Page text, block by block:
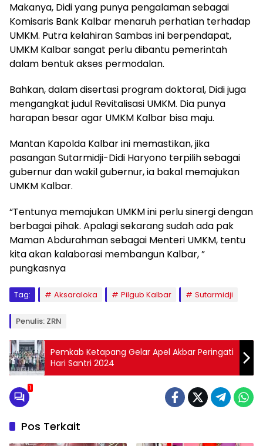
Makanya, Didi yang punya pengalaman sebagai
Komisaris Bank Kalbar menaruh perhatian terhadap
UMKM. Putra kelahiran Sambas ini berpendapat,
UMKM Kalbar sangat perlu dibantu pemerintah
dalam bentuk akses permodalan.
Bahkan, dalam disertasi program doktoral, Didi juga
mengangkat judul Revitalisasi UMKM. Dia punya
harapan besar agar UMKM Kalbar bisa maju.
Mantan Kapolda Kalbar ini memastikan, jika
pasangan Sutarmidji-Didi Haryono terpilih sebagai
gubernur dan wakil gubernur, ia bakal memajukan
UMKM Kalbar.
“Tentunya memajukan UMKM ini perlu sinergi dengan
berbagai pihak. Apalagi sekarang sudah ada pak
Maman Abdurahman sebagai Menteri UMKM, tentu
kita akan kalaborasi membangun Kalbar, ”
pungkasnya
Tag: Aksaraloka Pilgub Kalbar Sutarmidji
Penulis: ZRN
Pemkab Ketapang Gelar Apel Akbar Peringati
Hari Santri 2024
1
Pos Terkait